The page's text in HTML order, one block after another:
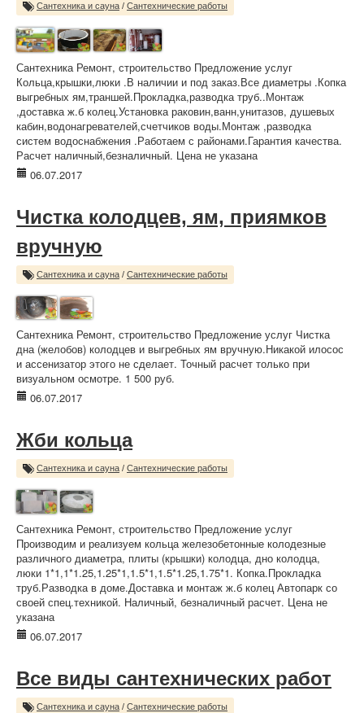
Сантехника и сауна / Сантехнические работы
Сантехника Ремонт, строительство Предложение услуг
Кольца,крышки,люки .В наличии и под заказ.Все диаметры .Копка
выгребных ям,траншей.Прокладка,разводка труб..Монтаж
,доставка ж.б колец.Установка раковин,ванн,унитазов, душевых
кабин,водонагревателей,счетчиков воды.Монтаж ,разводка
систем водоснабжения .Работаем с районами.Гарантия качества.
Расчет наличный,безналичный. Цена не указана
06.07.2017
Чистка колодцев, ям, приямков
вручную
Сантехника и сауна / Сантехнические работы
Сантехника Ремонт, строительство Предложение услуг Чистка
дна (желобов) колодцев и выгребных ям вручную.Никакой илосос
и ассенизатор этого не сделает. Точный расчет только при
визуальном осмотре. 1 500 руб.
06.07.2017
Жби кольца
Сантехника и сауна / Сантехнические работы
Сантехника Ремонт, строительство Предложение услуг
Производим и реализуем кольца железобетонные колодезные
различного диаметра, плиты (крышки) колодца, дно колодца,
люки 1*1,1*1.25,1.25*1,1.5*1,1.5*1.25,1.75*1. Копка.Прокладка
труб.Разводка в доме.Доставка и монтаж ж.б колец Автопарк со
своей спец.техникой. Наличный, безналичный расчет. Цена не
указана
06.07.2017
Все виды сантехнических работ
Сантехника и сауна / Сантехнические работы